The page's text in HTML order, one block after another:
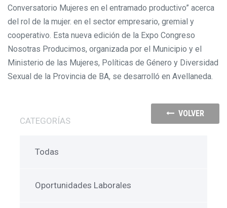
Conversatorio Mujeres en el entramado productivo” acerca
del rol de la mujer. en el sector empresario, gremial y
cooperativo. Esta nueva edición de la Expo Congreso
Nosotras Producimos, organizada por el Municipio y el
Ministerio de las Mujeres, Políticas de Género y Diversidad
Sexual de la Provincia de BA, se desarrolló en Avellaneda.
VOLVER
CATEGORÍAS
Todas
Oportunidades Laborales